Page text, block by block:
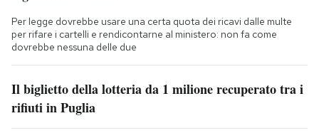
Per legge dovrebbe usare una certa quota dei ricavi dalle multe
per rifare i cartelli e rendicontarne al ministero: non fa come
dovrebbe nessuna delle due
Il biglietto della lotteria da 1 milione recuperato tra i
rifiuti in Puglia